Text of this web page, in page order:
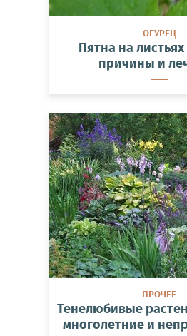
ОГУРЕЦ
Пятна на
причины и
ПРОЧЕЕ
Тенелюбивые
многолетние и